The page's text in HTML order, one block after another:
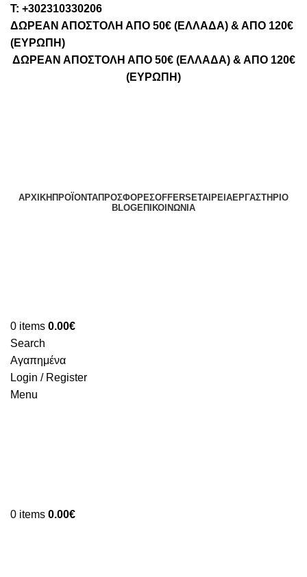
Τ: +302310330206
ΔΩΡΕΑΝ ΑΠΟΣΤΟΛΗ ΑΠΟ 50€ (ΕΛΛΑΔΑ) & ΑΠΟ 120€
(ΕΥΡΩΠΗ)
ΔΩΡΕΑΝ ΑΠΟΣΤΟΛΗ ΑΠΟ 50€ (ΕΛΛΑΔΑ) & ΑΠΟ 120€
(ΕΥΡΩΠΗ)
ΑΡΧΙΚΉ ΠΡΟΪΌΝΤΑΠΡΟΣΦΟΡΈΣOFFERS ΕΤΑΙΡΕΊΑΕΡΓΑΣΤΉΡΙΟ
BLOGΕΠΙΚΟΙΝΩΝΊΑ
0 items 0.00€
Search
Αγαπημένα
Login / Register
Menu
0 items 0.00€